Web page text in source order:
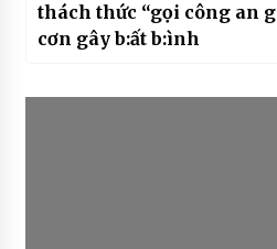
thách thức “gọi công an
cơn gây b:ất b:ình